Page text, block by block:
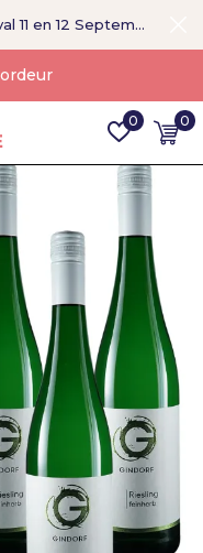
0 0
Nieuw: Not Your Average Winefestival 11 en 12 September >